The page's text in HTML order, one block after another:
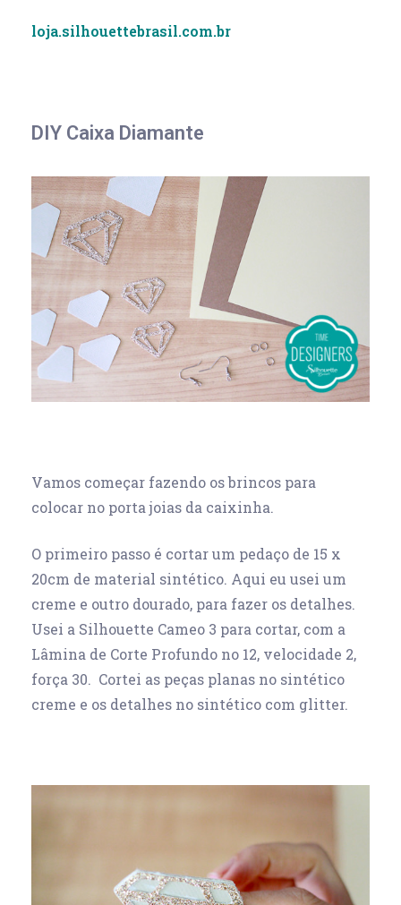
loja.silhouettebrasil.com.br
DIY Caixa Diamante
Vamos começar fazendo os brincos para
colocar no porta joias da caixinha.
O primeiro passo é cortar um pedaço de 15 x
20cm de material sintético. Aqui eu usei um
creme e outro dourado, para fazer os detalhes.
Usei a Silhouette Cameo 3 para cortar, com a
Lâmina de Corte Profundo no 12, velocidade 2,
força 30. Cortei as peças planas no sintético
creme e os detalhes no sintético com glitter.